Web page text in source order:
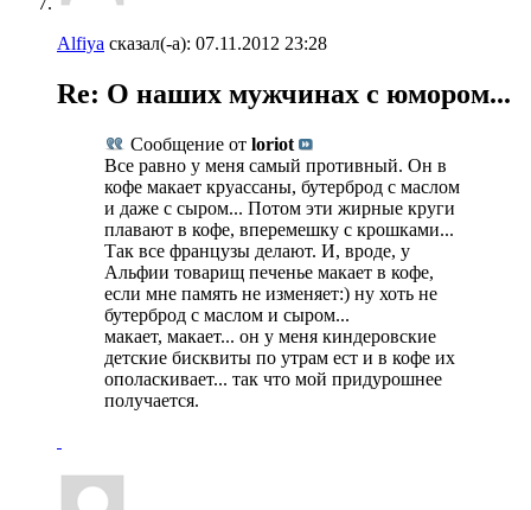
Alfiya сказал(-а): 07.11.2012 23:28
Re: О наших мужчинах с юмором...
Сообщение от loriot
Все равно у меня самый противный. Он в
кофе макает круассаны, бутерброд с маслом
и даже с сыром... Потом эти жирные круги
плавают в кофе, вперемешку с крошками...
Так все французы делают. И, вроде, у
Альфии товарищ печенье макает в кофе,
если мне память не изменяет:) ну хоть не
бутерброд с маслом и сыром...
макает, макает... он у меня киндеровские
детские бисквиты по утрам ест и в кофе их
ополаскивает... так что мой придурошнее
получается.